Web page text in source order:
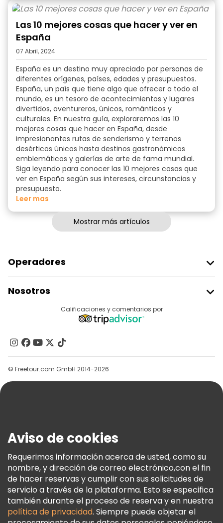
Las 10 mejores cosas que hacer y ver en
España
07 Abril, 2024
España es un destino muy apreciado por personas de
diferentes orígenes, países, edades y presupuestos.
España, un país que tiene algo que ofrecer a todo el
mundo, es un tesoro de acontecimientos y lugares
divertidos, aventureros, únicos, románticos y
culturales. En nuestra guía, exploraremos las 10
mejores cosas que hacer en España, desde
impresionantes rutas de senderismo y terrenos
desérticos únicos hasta destinos gastronómicos
emblemáticos y galerías de arte de fama mundial.
Siga leyendo para conocer las 10 mejores cosas que
ver en España según sus intereses, circunstancias y
presupuesto.
Leer mas
Mostrar más artículos
Operadores
Acceder Como Proveedor
Programa De Afiliados
Nosotros
Contacto
Grupos
Ayuda
Términos E Información Legal
Política De Cookies
Freetour Premios
Programa De Fidelidad
Calificaciones y comentarios por
© Freetour.com GmbH 2014-2026
Aviso de cookies
Requerimos información acerca de usted, como su
nombre, y dirección de correo electrónico,con el fin
de hacer reservas y cumplir con sus solicitudes de
servicio a través de la plataforma. Esto se especifica
también durante el proceso de reserva y en nuestra
política de privacidad. Siempre puede objetar el